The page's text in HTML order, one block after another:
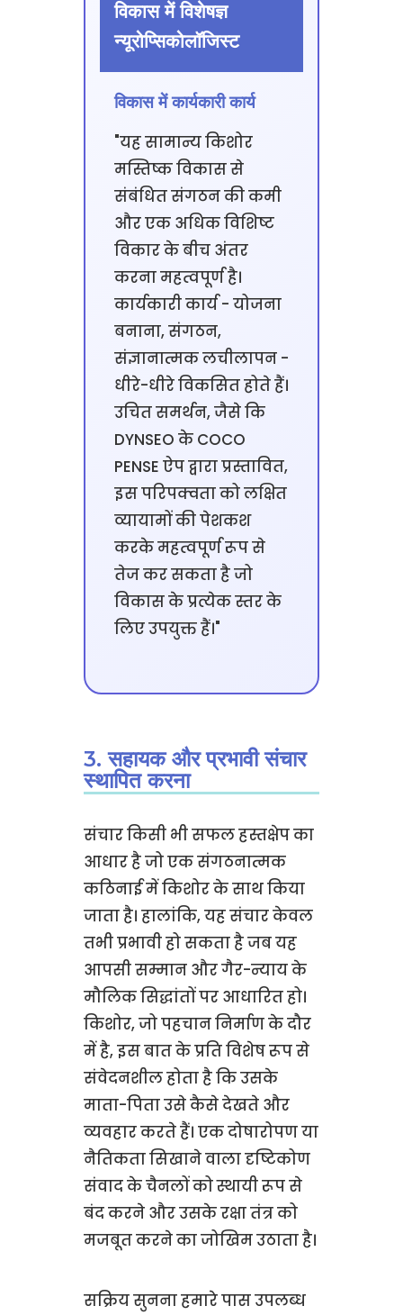
विकास में विशेषज्ञ
न्यूरोप्सिकोलॉजिस्ट
विकास में कार्यकारी कार्य
"यह सामान्य किशोर
मस्तिष्क विकास से
संबंधित संगठन की कमी
और एक अधिक विशिष्ट
विकार के बीच अंतर
करना महत्वपूर्ण है।
कार्यकारी कार्य - योजना
बनाना, संगठन,
संज्ञानात्मक लचीलापन -
धीरे-धीरे विकसित होते हैं।
उचित समर्थन, जैसे कि
DYNSEO के COCO
PENSE ऐप द्वारा प्रस्तावित,
इस परिपक्वता को लक्षित
व्यायामों की पेशकश
करके महत्वपूर्ण रूप से
तेज कर सकता है जो
विकास के प्रत्येक स्तर के
लिए उपयुक्त हैं।"
3. सहायक और प्रभावी संचार
स्थापित करना
संचार किसी भी सफल हस्तक्षेप का
आधार है जो एक संगठनात्मक
कठिनाई में किशोर के साथ किया
जाता है। हालांकि, यह संचार केवल
तभी प्रभावी हो सकता है जब यह
आपसी सम्मान और गैर-न्याय के
मौलिक सिद्धांतों पर आधारित हो।
किशोर, जो पहचान निर्माण के दौर
में है, इस बात के प्रति विशेष रूप से
संवेदनशील होता है कि उसके
माता-पिता उसे कैसे देखते और
व्यवहार करते हैं। एक दोषारोपण या
नैतिकता सिखाने वाला दृष्टिकोण
संवाद के चैनलों को स्थायी रूप से
बंद करने और उसके रक्षा तंत्र को
मजबूत करने का जोखिम उठाता है।
सक्रिय सुनना हमारे पास उपलब्ध